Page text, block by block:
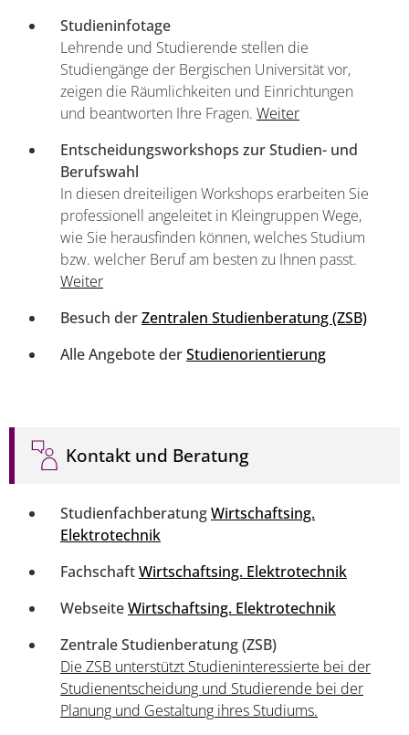
Studieninfotage
Lehrende und Studierende stellen die
Studiengänge der Bergischen Universität vor,
zeigen die Räumlichkeiten und Einrichtungen
und beantworten Ihre Fragen. Weiter
Entscheidungsworkshops zur Studien- und
Berufswahl
In diesen dreiteiligen Workshops erarbeiten Sie
professionell angeleitet in Kleingruppen Wege,
wie Sie herausfinden können, welches Studium
bzw. welcher Beruf am besten zu Ihnen passt.
Weiter
Besuch derZentralen Studienberatung (ZSB)
Alle Angebote derStudienorientierung
Kontakt und Beratung
StudienfachberatungWirtschaftsing.
Elektrotechnik
FachschaftWirtschaftsing. Elektrotechnik
WebseiteWirtschaftsing. Elektrotechnik
Zentrale Studienberatung (ZSB)
Die ZSB unterstützt Studieninteressierte bei der
Studienentscheidung und Studierende bei der
Planung und Gestaltung ihres Studiums.